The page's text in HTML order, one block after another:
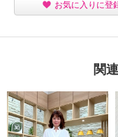
お気に入りに登
関